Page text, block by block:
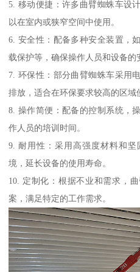
5. 移动便捷：许多曲臂蜘蛛车设
以在室内或狭窄空间中使用。
6. 安全性：配备多种安全装置，
载保护等，确保操作人员和设备的
7. 环保性：部分曲臂蜘蛛车采用
排放，适合在环保要求较高的区域
8. 操作简便：配备的控制系统，
作人员的培训时间。
9. 耐用性：采用高强度材料和
境，延长设备的使用寿命。
10. 定制化：根据不业和需求，
案，满足特定的工作需求。